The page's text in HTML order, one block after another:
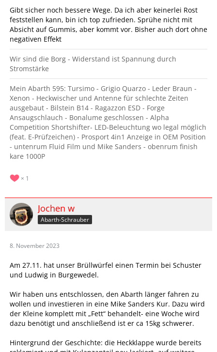
Gibt sicher noch bessere Wege. Da ich aber keinerlei Rost
feststellen kann, bin ich top zufrieden. Sprühe nicht mit
Absicht auf Gummis, aber kommt vor. Bisher auch dort ohne
negativen Effekt
Wir sind die Borg - Widerstand ist Spannung durch
Stromstärke
Mein Abarth 595: Tursimo - Grigio Quarzo - Leder Braun -
Xenon - Heckwischer und Antenne für schlechte Zeiten
ausgebaut - Bilstein B14 - Ragazzon ESD - Forge
Ansaugschlauch - Bonalume geschlossen - Alpha
Competition Shortshifter- LED-Beleuchtung wo legal möglich
(feat. E-Prüfzeichen) - Prosport 4in1 Anzeige in OEM Position
- untenrum Fluid Film und Mike Sanders - obenrum finish
kare 1000P
1
Jochen w
Abarth-Schrauber
8. November 2023
Am 27.11. hat unser Brüllwürfel einen Termin bei Schuster
und Ludwig in Burgewedel.
Wir haben uns entschlossen, den Abarth länger fahren zu
wollen und investieren in eine Mike Sanders Kur. Dazu wird
der Kleine komplett mit „Fett“ behandelt- eine Woche wird
dazu benötigt und anschließend ist er ca 15kg schwerer.
Hintergrund der Geschichte: die Heckklappe wurde bereits